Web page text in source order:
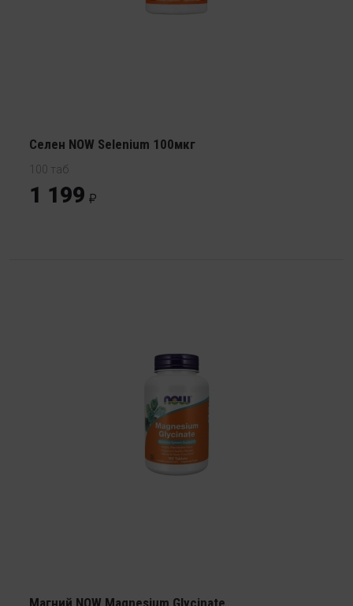
Селен NOW Selenium 100мкг
100 таб
1 199
Магний NOW Magnesium Glycinate